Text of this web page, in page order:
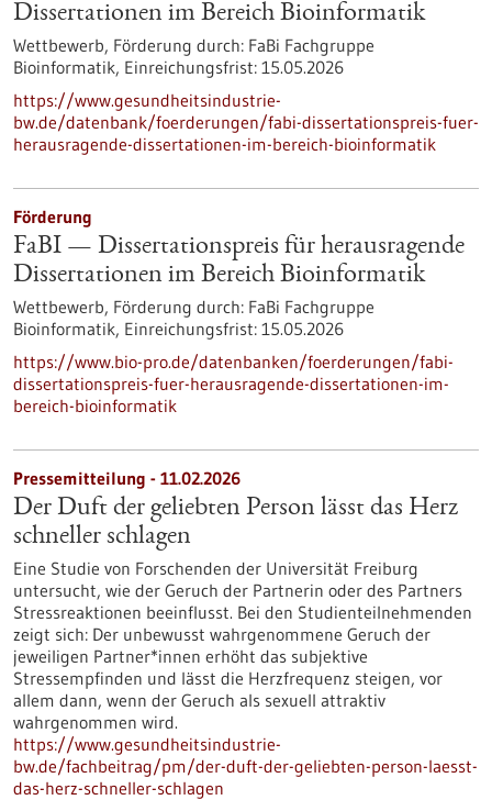
Dissertationen im Bereich Bioinformatik
Wettbewerb, Förderung durch: FaBi Fachgruppe
Bioinformatik, Einreichungsfrist: 15.05.2026
https://www.gesundheitsindustrie-
bw.de/datenbank/foerderungen/fabi-dissertationspreis-fuer-
herausragende-dissertationen-im-bereich-bioinformatik
Förderung
FaBI — Dissertationspreis für herausragende
Dissertationen im Bereich Bioinformatik
Wettbewerb, Förderung durch: FaBi Fachgruppe
Bioinformatik, Einreichungsfrist: 15.05.2026
https://www.bio-pro.de/datenbanken/foerderungen/fabi-
dissertationspreis-fuer-herausragende-dissertationen-im-
bereich-bioinformatik
Pressemitteilung - 11.02.2026
Der Duft der geliebten Person lässt das Herz
schneller schlagen
Eine Studie von Forschenden der Universität Freiburg
untersucht, wie der Geruch der Partnerin oder des Partners
Stressreaktionen beeinflusst. Bei den Studienteilnehmenden
zeigt sich: Der unbewusst wahrgenommene Geruch der
jeweiligen Partner*innen erhöht das subjektive
Stressempfinden und lässt die Herzfrequenz steigen, vor
allem dann, wenn der Geruch als sexuell attraktiv
wahrgenommen wird.
https://www.gesundheitsindustrie-
bw.de/fachbeitrag/pm/der-duft-der-geliebten-person-laesst-
das-herz-schneller-schlagen